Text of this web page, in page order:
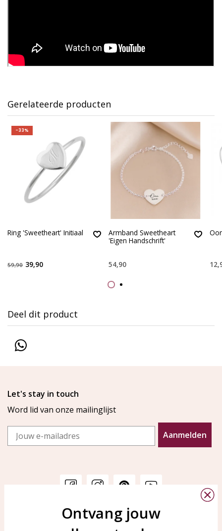
Gerelateerde producten
-33%
Ring 'Sweetheart' Initiaal
59,90 39,90
Armband Sweetheart
'Eigen Handschrift'
54,90
Deel dit product
Let's stay in touch
Word lid van onze mailinglijst
Email
Aanmelden
KAYA Sieraden
Ontvang jouw